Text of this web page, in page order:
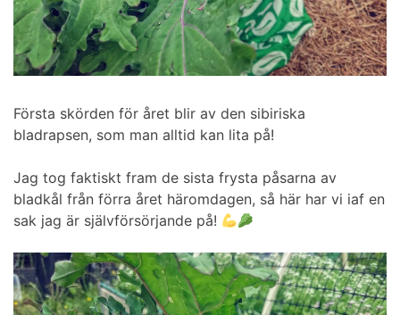
Första skörden för året blir av den sibiriska
bladrapsen, som man alltid kan lita på!
Jag tog faktiskt fram de sista frysta påsarna av
bladkål från förra året häromdagen, så här har vi iaf en
sak jag är självförsörjande på!